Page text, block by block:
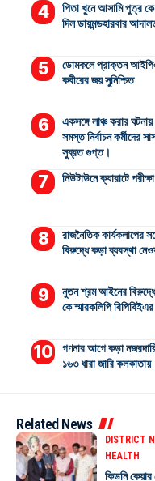
পিতা খুনে আসামি পুত্র
দিল ডায়মন্ডহারবার
ডোমকলে প্রাক্তন
কবীরের জয় সুনিশ্চিত
একসঙ্গে লাঞ্চ করার
সমস্ত নির্বাচন কর্মীদের
সুব্রত গুপ্ত।
নিউটাউনে ক্যারাটে
রাজনৈতিক কার্যকলাপের
বিরুদ্ধে কড়া ব্যবস্থা
নুতন শ্রম আইনের বিরুদ্ধে
কে স্মারকলিপি বিপিবিইএর
গণনার আগে কড়া
১৬৩ ধারা জারি কলকাতায়
Related News
DISTRICT
HEALTH
কিডনি